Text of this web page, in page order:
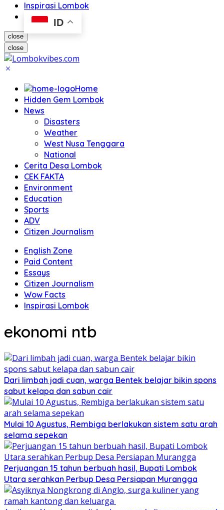
Inspirasi Lombok
ID
close
close
Home
Hidden Gem Lombok
News
Disasters
Weather
West Nusa Tenggara
National
Cerita Desa Lombok
CEK FAKTA
Environment
Education
Sports
ADV
Citizen Journalism
English Zone
Paid Content
Essays
Citizen Journalism
Wow Facts
Inspirasi Lombok
ekonomi ntb
Dari limbah jadi cuan, warga Bentek belajar bikin spons
sabut kelapa dan sabun cair
Mulai 10 Agustus, Rembiga berlakukan sistem satu arah
selama sepekan
Perjuangan 15 tahun berbuah hasil, Bupati Lombok
Utara serahkan Perbup Desa Persiapan Murangga